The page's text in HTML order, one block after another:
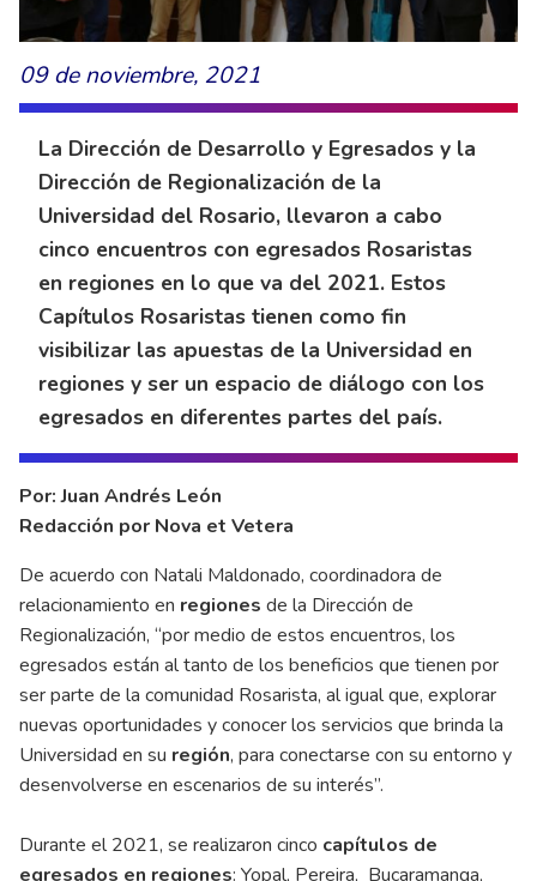
09 de noviembre, 2021
La Dirección de Desarrollo y Egresados y la
Dirección de Regionalización de la
Universidad del Rosario, llevaron a cabo
cinco encuentros con egresados Rosaristas
en regiones en lo que va del 2021. Estos
Capítulos Rosaristas tienen como fin
visibilizar las apuestas de la Universidad en
regiones y ser un espacio de diálogo con los
egresados en diferentes partes del país.
Por: Juan Andrés León
Redacción por Nova et Vetera
De acuerdo con Natali Maldonado, coordinadora de
relacionamiento en regiones de la Dirección de
Regionalización, “por medio de estos encuentros, los
egresados están al tanto de los beneficios que tienen por
ser parte de la comunidad Rosarista, al igual que, explorar
nuevas oportunidades y conocer los servicios que brinda la
Universidad en su región, para conectarse con su entorno y
desenvolverse en escenarios de su interés”.
Durante el 2021, se realizaron cinco capítulos de
egresados en regiones: Yopal, Pereira, Bucaramanga,